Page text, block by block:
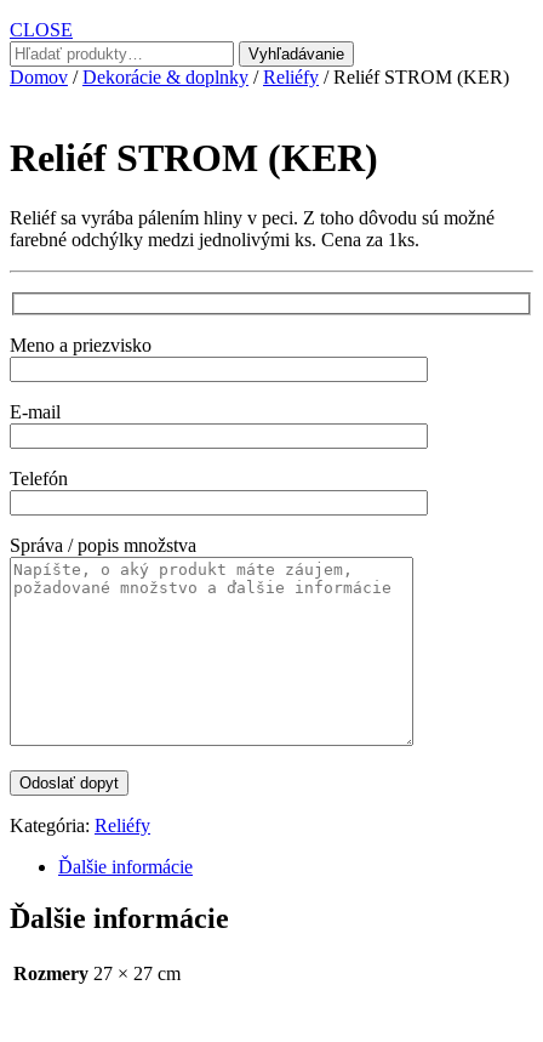
CLOSE
Hľadať:
Vyhľadávanie
Domov /Dekorácie & doplnky /Reliéfy / Reliéf STROM (KER)
Reliéf STROM (KER)
Reliéf sa vyrába pálením hliny v peci. Z toho dôvodu sú možné
farebné odchýlky medzi jednolivými ks. Cena za 1ks.
Meno a priezvisko
E-mail
Telefón
Správa / popis množstva
Kategória: Reliéfy
Ďalšie informácie
Ďalšie informácie
Rozmery 27 × 27 cm